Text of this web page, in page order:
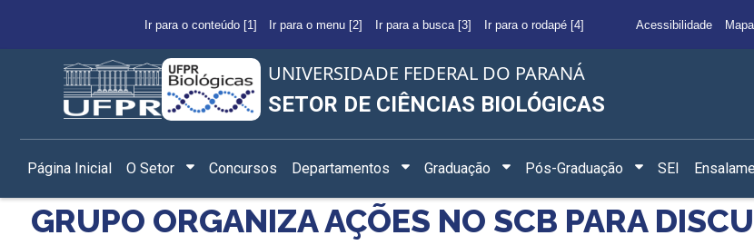
Ir para o conteúdo [1] Ir para o menu [2] Ir para a busca [3] Ir para o rodapé [4] Acessibilidade
UNIVERSIDADE FEDERAL DO PARANÁ
SETOR DE CIÊNCIAS BIOLÓGICAS
Página Inicial O Setor Concursos Departamentos Graduação Pós-Graduação SEI
GRUPO ORGANIZA AÇÕES NO SCB PARA